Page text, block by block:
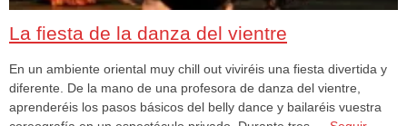
La fiesta de la danza del vientre
En un ambiente oriental muy chill out viviréis una fiesta divertida y
diferente. De la mano de una profesora de danza del vientre,
aprenderéis los pasos básicos del belly dance y bailaréis vuestra